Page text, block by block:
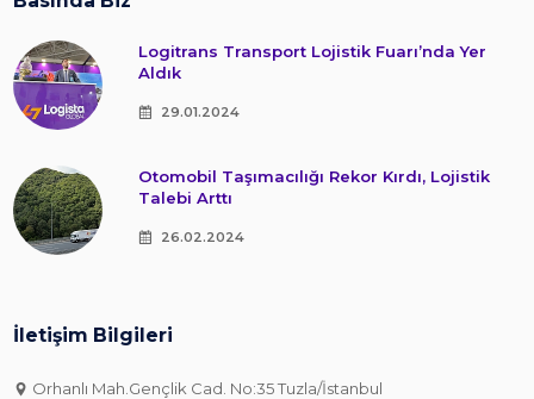
Logitrans Transport Lojistik Fuarı’nda Yer
Aldık
29.01.2024
Otomobil Taşımacılığı Rekor Kırdı, Lojistik
Talebi Arttı
26.02.2024
İletişim Bilgileri
Orhanlı Mah.Gençlik Cad. No:35 Tuzla/İstanbul